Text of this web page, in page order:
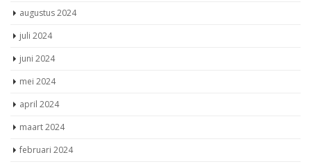
augustus 2024
juli 2024
juni 2024
mei 2024
april 2024
maart 2024
februari 2024